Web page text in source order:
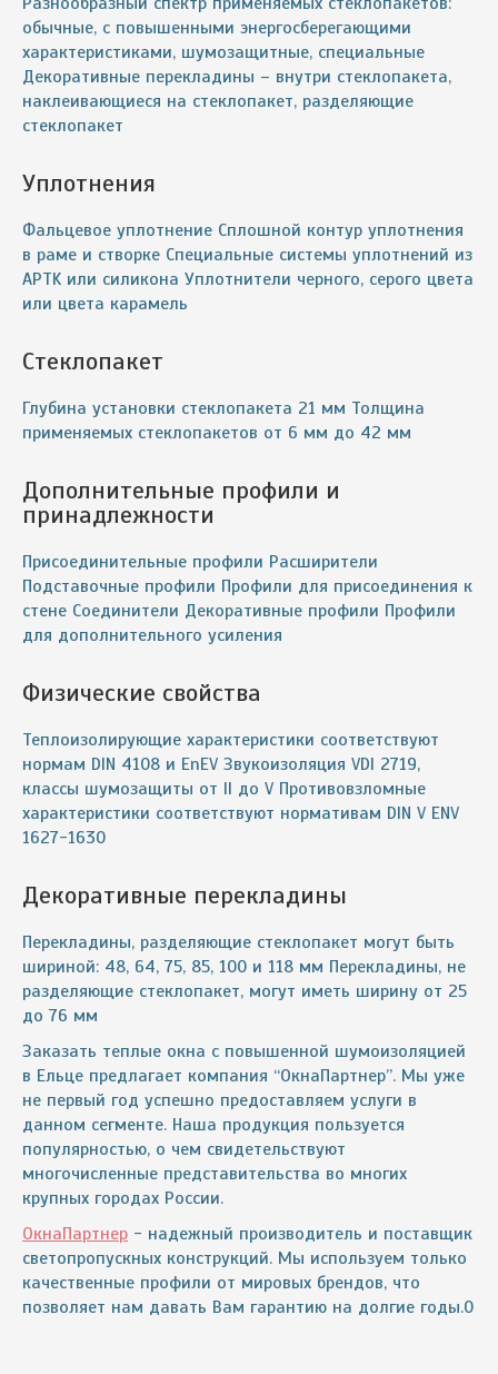
обычные, с повышенными энергосберегающими
характеристиками, шумозащитные, специальные
Декоративные перекладины – внутри стеклопакета,
наклеивающиеся на стеклопакет, разделяющие
стеклопакет
Уплотнения
Фальцевое уплотнение Сплошной контур уплотнения
в раме и створке Специальные системы уплотнений из
APTK или силикона Уплотнители черного, серого цвета
или цвета карамель
Cтеклопакет
Глубина установки стеклопакета 21 мм Толщина
применяемых стеклопакетов от 6 мм до 42 мм
Дополнительные профили и
принадлежности
Присоединительные профили Расширители
Подставочные профили Профили для присоединения к
стене Соединители Декоративные профили Профили
для дополнительного усиления
Физические cвойства
Теплоизолирующие характеристики соответствуют
нормам DIN 4108 и EnEV Звукоизоляция VDI 2719,
классы шумозащиты от II до V Противовзломные
характеристики соответствуют нормативам DIN V ENV
1627-1630
Декоративные перекладины
Перекладины, разделяющие стеклопакет могут быть
шириной: 48, 64, 75, 85, 100 и 118 мм Перекладины, не
разделяющие стеклопакет, могут иметь ширину от 25
до 76 мм
Заказать теплые окна с повышенной шумоизоляцией
в Ельце предлагает компания “ОкнаПартнер”. Мы уже
не первый год успешно предоставляем услуги в
данном сегменте. Наша продукция пользуется
популярностью, о чем свидетельствуют
многочисленные представительства во многих
крупных городах России.
ОкнаПартнер - надежный производитель и поставщик
светопропускных конструкций. Мы используем только
качественные профили от мировых брендов, что
позволяет нам давать Вам гарантию на долгие годы.0